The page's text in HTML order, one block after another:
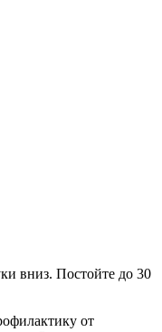
вниз. Постойте до 30
от